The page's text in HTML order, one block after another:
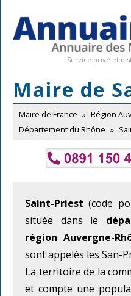
Service privé et
Maire de
Maire de France » Région
Département du Rhône »
Saint-Priest (code
située dans le
région Auvergne-
sont appelés les San-
La territoire de la
et compte une